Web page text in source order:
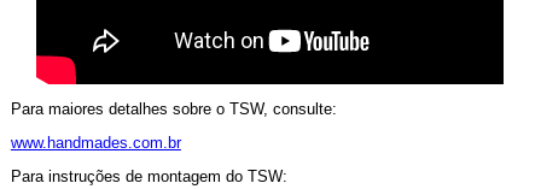
Para maiores detalhes sobre o TSW, consulte:
www.handmades.com.br
Para instruções de montagem do TSW: